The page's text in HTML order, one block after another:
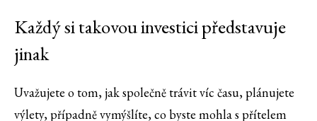
Každý si takovou investici představuje
jinak
Uvažujete o tom, jak společně trávit víc času, plánujete
výlety, případně vymýšlíte, co byste mohla s přítelem